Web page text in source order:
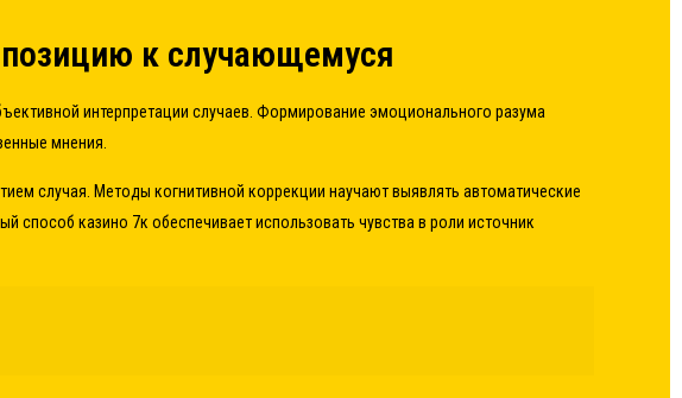
к случающемуся
интерпретации случаев. Формирование эмоционального разума
мнения.
случая. Методы когнитивной коррекции научают выявлять автоматические
казино 7к обеспечивает использовать чувства в роли источник